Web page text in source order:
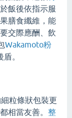
飯後依指示服
膳食纖維，能
交際應酬、飲
Wakamoto粉
。
粒條狀包裝更
相當友善。 整